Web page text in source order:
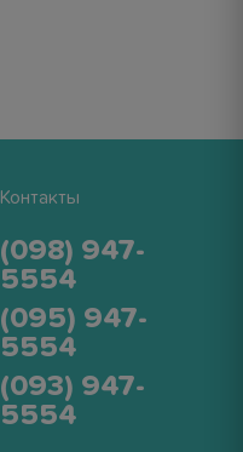
Контакты
(098) 947-
5554
(095) 947-
5554
(093) 947-
5554